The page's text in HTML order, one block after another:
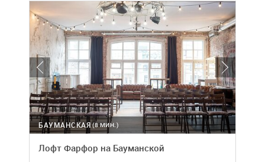
(8 МИН.)
БАУМАНСКАЯ
Лофт Фарфор на Бауманской